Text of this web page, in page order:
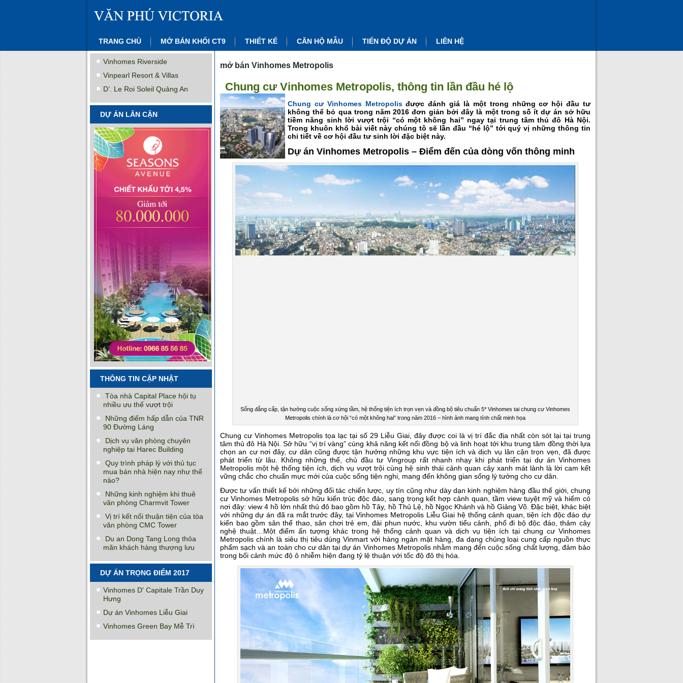
TRANG CHỦ MỞ BÁN KHỐI CT9 THIẾT KẾ CĂN HỘ MẪU TIẾN ĐỘ DỰ ÁN LIÊN HỆ
Vinhomes Riverside
Vinpearl Resort & Villas
D’. Le Roi Soleil Quảng An
DỰ ÁN LÂN CẬN
THÔNG TIN CẬP NHẬT
Tòa nhà Capital Place hội tụ
nhiều ưu thế vượt trội
Những điểm hấp dẫn của TNR
90 Đường Láng
Dịch vụ văn phòng chuyên
nghiệp tại Harec Building
Quy trình pháp lý với thủ tục
mua bán nhà hiện nay như thế
nào?
Những kinh nghiệm khi thuê
văn phòng Charmvit Tower
Vị trí kết nối thuận tiện của tòa
văn phòng CMC Tower
Du an Dong Tang Long thỏa
mãn khách hàng thượng lưu
DỰ ÁN TRỌNG ĐIỂM 2017
Vinhomes D' Capitale Trần Duy
Hưng
Dự án Vinhomes Liễu Giai
Vinhomes Green Bay Mễ Trì
mở bán Vinhomes Metropolis
Chung cư Vinhomes Metropolis, thông tin lần đầu hé lộ
Chung cư Vinhomes Metropolisđược đánh giá là một trong những cơ hội đầu tư
không thể bỏ qua trong năm 2016 đơn giản bởi đây là một trong số ít dự án sở hữu
tiềm năng sinh lời vượt trội “có một không hai” ngay tại trung tâm thủ đô Hà Nội.
Trong khuôn khổ bài viết này chúng tô sẽ lần đầu “hé lộ” tới quý vị những thông tin
chi tiết về cơ hội đầu tư sinh lời đặc biệt này.
Dự án Vinhomes Metropolis – Điểm đến của dòng vốn thông minh
Sống đẳng cấp, tận hưởng cuộc sống xứng tầm, hệ thống tiện ích trọn vẹn và đồng bộ tiêu chuẩn 5* Vinhomes tai chung cư Vinhomes
Metropolis chính là cơ hội “có một không hai” trong năm 2016 – hình ảnh mang tính chất minh họa
Chung cư Vinhomes Metropolis tọa lạc tại số 29 Liễu Giai, đây được coi là vị trí đắc địa nhất còn sót lại tại trung
tâm thủ đô Hà Nội. Sở hữu “vị trí vàng” cùng khả năng kết nối đồng bộ và linh hoạt tới khu trung tâm đồng thời lựa
chọn an cư nơi đây, cư dân cũng được tận hưởng những khu vực tiện ích và dịch vụ lân cận trọn vẹn, đã được
phát triển từ lâu. Không những thế, chủ đầu tư Vingroup rất nhanh nhạy khi phát triển tại dự án Vinhomes
Metropolis một hệ thống tiện ích, dịch vụ vượt trội cùng hệ sinh thái cảnh quan cây xanh mát lành là lời cam kết
vững chắc cho chuẩn mực mới của cuộc sống tiện nghi, mang đến không gian sống lý tưởng cho cư dân.
Được tư vấn thiết kế bởi những đối tác chiến lược, uy tín cũng như dày dạn kinh nghiệm hàng đầu thế giới, chung
cư Vinhomes Metropolis sở hữu kiến trúc độc đáo, sang trọng kết hợp cảnh quan, tầm view tuyệt mỹ và hiếm có
nơi đây: view 4 hồ lớn nhất thủ đô bao gồm hồ Tây, hồ Thủ Lệ, hồ Ngọc Khánh và hồ Giảng Võ. Đặc biệt, khác biệt
với những dự án đã ra mắt trước đây, tại Vinhomes Metropolis Liễu Giai hệ thống cảnh quan, tiện ích độc đáo dự
kiến bao gồm sân thể thao, sân chơi trẻ em, đài phun nước, khu vườn tiểu cảnh, phố đi bộ độc đáo, thảm cây
nghệ thuật…Một điểm ấn tượng khác trong hệ thống cảnh quan và dịch vụ tiện ích tại chung cư Vinhomes
Metropolis chính là siêu thị tiêu dùng Vinmart với hàng ngàn mặt hàng, đa dạng chủng loại cung cấp nguồn thực
phẩm sạch và an toàn cho cư dân tại dự án Vinhomes Metropolis nhằm mang đến cuộc sống chất lượng, đảm bảo
trong bối cảnh mức độ ô nhiễm hiện đang tỷ lệ thuận với tốc độ đô thị hóa.